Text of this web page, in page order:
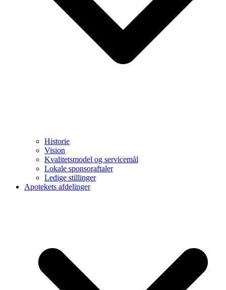
Historie
Vision
Kvalitetsmodel og servicemål
Lokale sponsoraftaler
Ledige stillinger
Apotekets afdelinger